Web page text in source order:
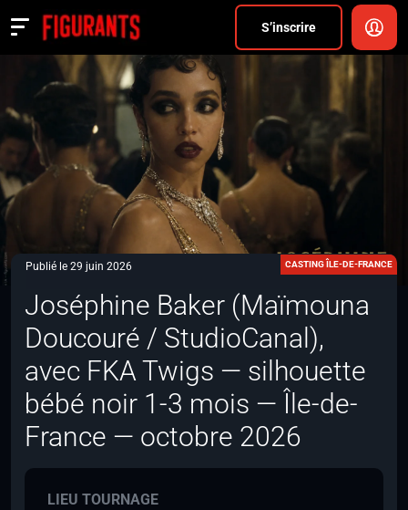
S’inscrire
Actualités
ANNONCER
FAQ
S’inscrire
CONNEXION
Publié le 29 juin 2026
CASTING ÎLE-DE-FRANCE
Joséphine Baker (Maïmouna
Doucouré / StudioCanal),
avec FKA Twigs — silhouette
bébé noir 1-3 mois — Île-de-
France — octobre 2026
LIEU TOURNAGE